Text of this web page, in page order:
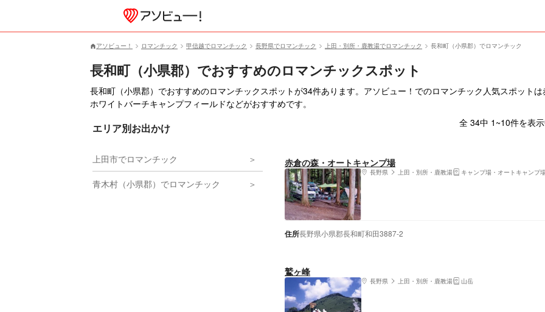
アソビュー！ ロマンチック 甲信越でロマンチック 長野県でロマンチック 上田・別所・鹿教湯でロマンチック 長和町（小県郡）でロマンチック
長和町（小県郡）でおすすめのロマンチックスポット
長和町（小県郡）でおすすめのロマンチックスポットが34件あります。アソビュー！でのロマンチック人気スポット
ホワイトバーチキャンプフィールドなどがおすすめです。
全 34中 1~10件を表
赤倉の森・オートキャンプ場
長野県 上田・別所・鹿教湯 キャンプ場・オートキャンプ
住所長野県小県郡長和町和田3887-2
鷲ヶ峰
長野県 上田・別所・鹿教湯 山岳
エリア別お出かけ
上田市でロマンチック
青木村（小県郡）でロマンチック